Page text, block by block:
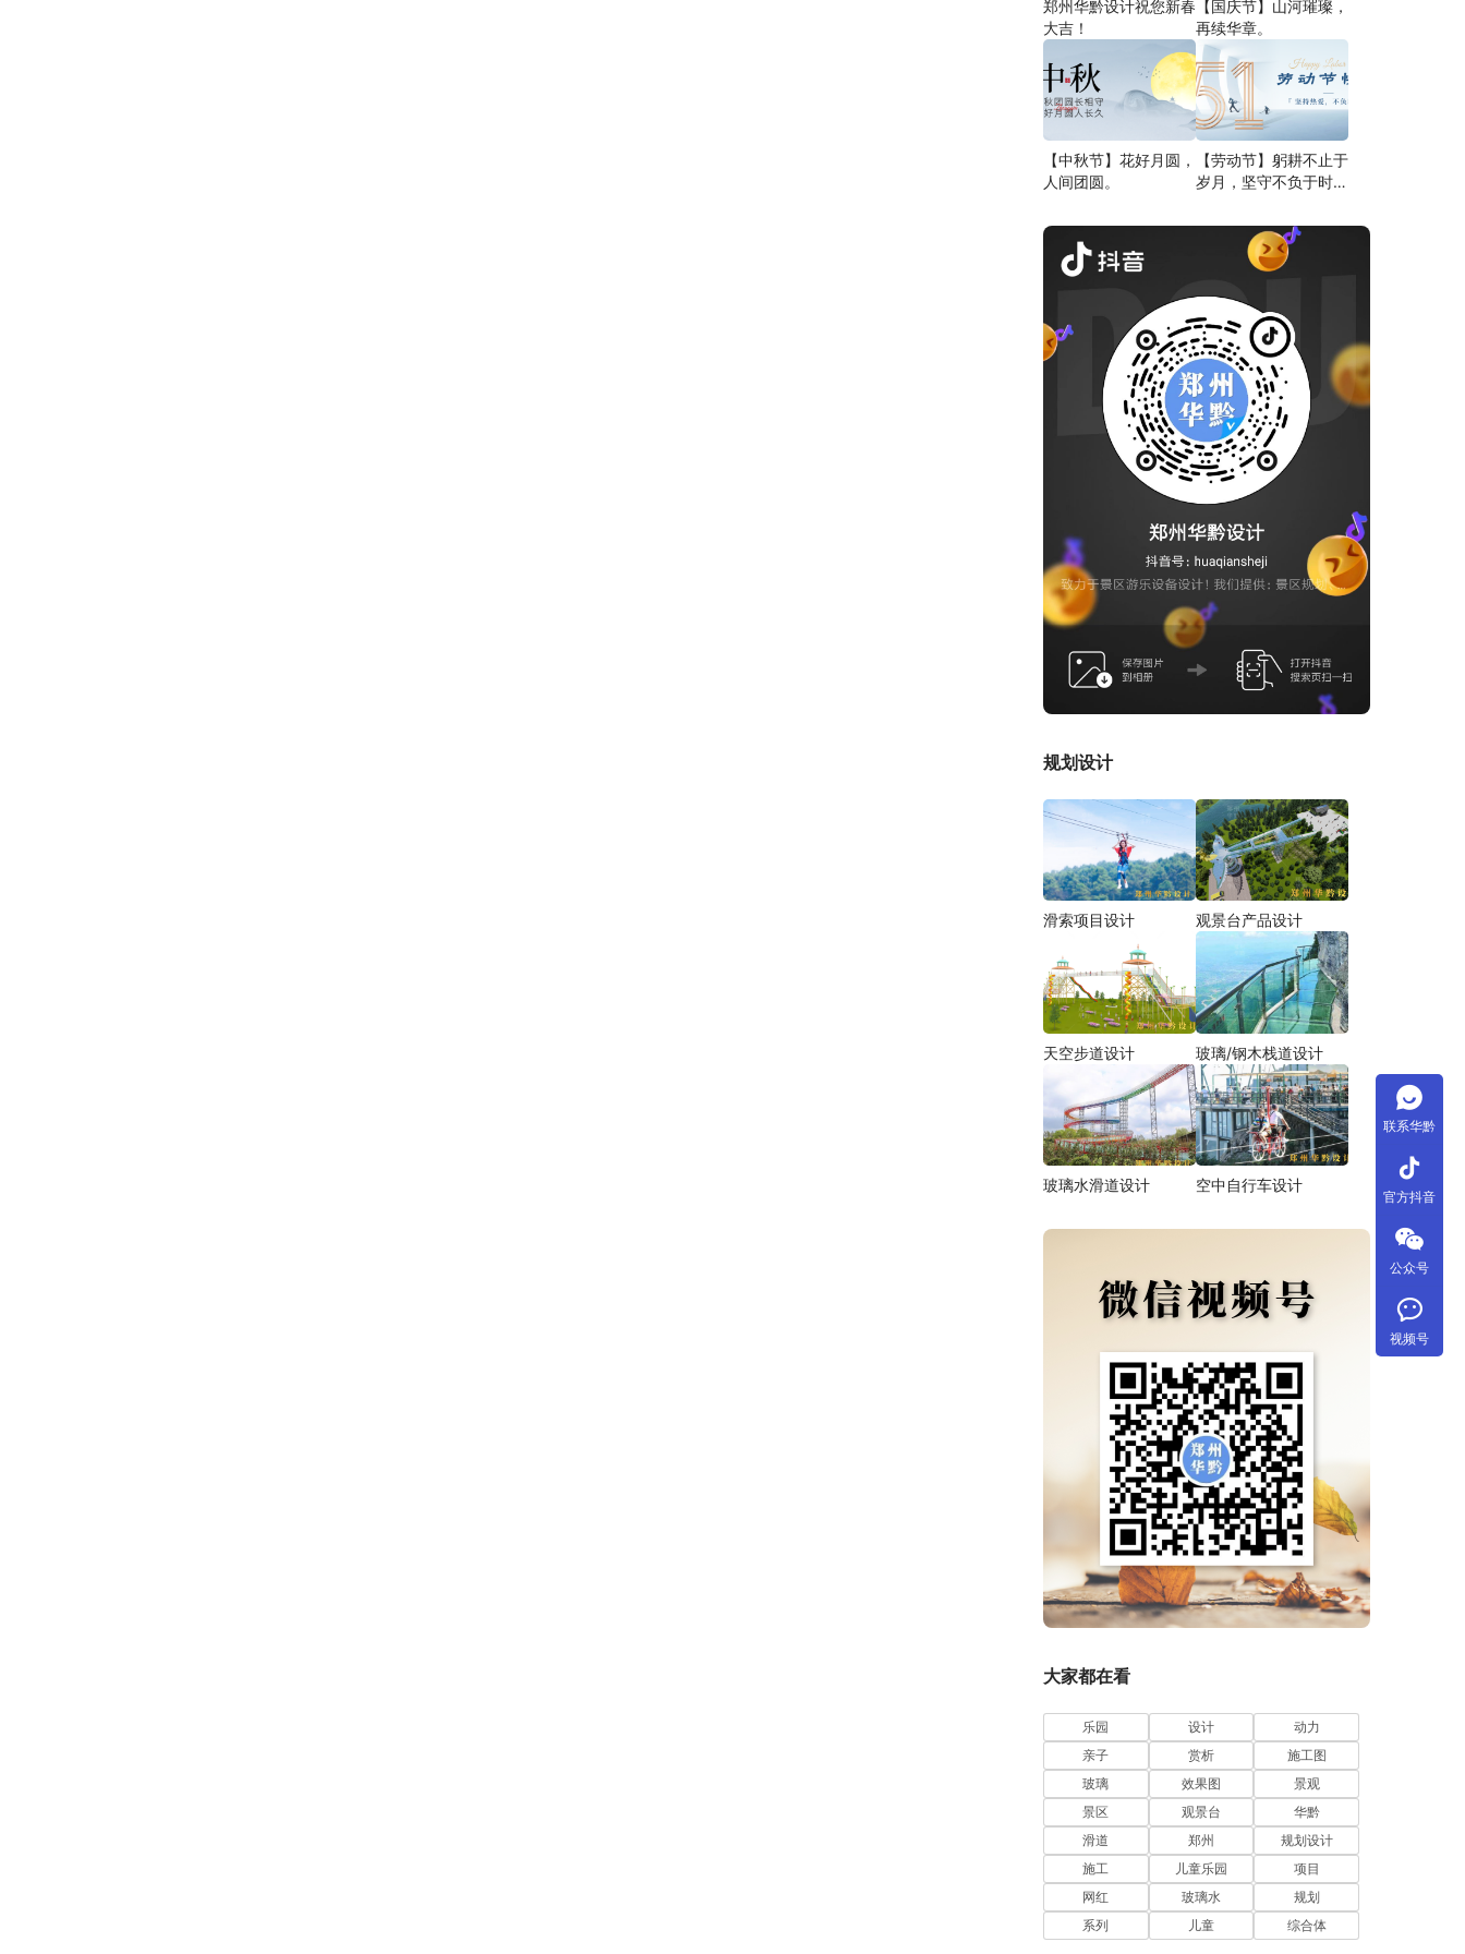
郑州华黔设计祝您新春
大吉！
【国庆节】山河璀璨，
再续华章。
【中秋节】花好月圆，
人间团圆。
【劳动节】躬耕不止于
岁月，坚守不负于时
规划设计
滑索项目设计 观景台产品设计
天空步道设计 玻璃/钢木栈道设计
玻璃水滑道设计 空中自行车设计
大家都在看
乐园 设计
动力
亲子
赏析
施工图
玻璃
效果图
景观
景区
观景台
华黔
滑道
郑州
规划设计
施工
儿童乐园
项目
网红
玻璃水
规划
系列
儿童 综合体
联系华黔
tiktok
官方抖音
公众号
视频号